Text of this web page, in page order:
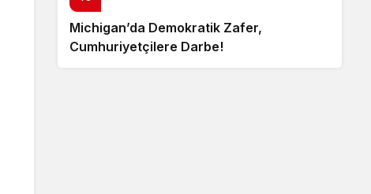
Michigan’da Demokratik Zafer,
Cumhuriyetçilere Darbe!